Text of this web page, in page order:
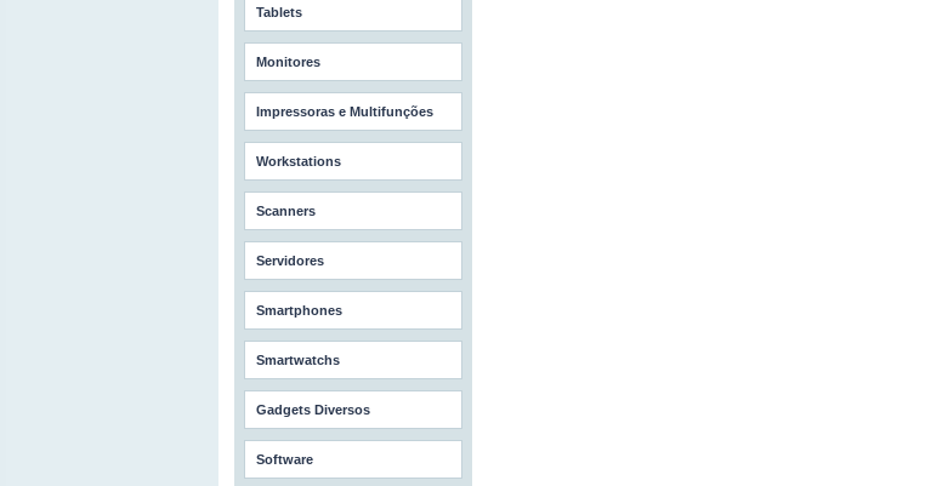
Tablets
Monitores
Impressoras e Multifunções
Workstations
Scanners
Servidores
Smartphones
Smartwatchs
Gadgets Diversos
Software